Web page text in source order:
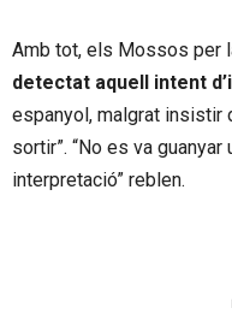
Amb tot, els Mossos per
detectat aquell intent
espanyol, malgrat insistir
sortir”. “No es va guanyar
interpretació” reblen.